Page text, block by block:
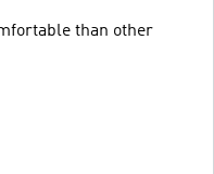
than other